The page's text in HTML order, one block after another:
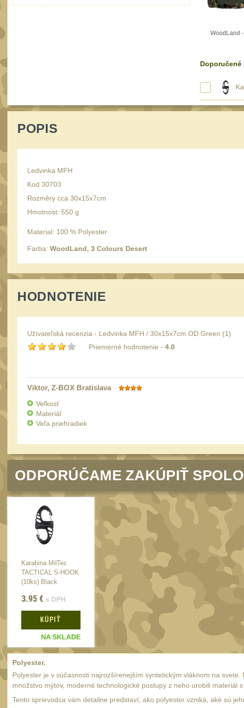
WoodLand
POPIS
Ledvinka MFH
Kod 30703
Rozměry cca 30x15x7cm
Hmotnost: 550 g
Material: 100 % Polyester
Farba: WoodLand, 3 Colours Desert
HODNOTENIE
Užívateľská recenzia - Ledvinka MFH / 30x15x7cm OD Green (1)
Priemerné hodnotenie - 4.0
Viktor, Z-BOX Bratislava
Veľkosť
Materiál
Veľa priehradiek
ODPORÚČAME ZAKÚPIŤ
Karabina MilTec
TACTICAL S-HOOK
(10ks) Black
3.95 € s DPH
KÚPIŤ
NA SKLADE
Karabina MilTec
TACTICAL S-HOOK
(10ks) Black
3.95€ s DPH
KÚPIŤ
NA SKLADE
Polyester.
Polyester je v súčasnosti najrozšírenejším syntetickým vláknom na
množstvo mýtov, moderné technologické postupy z neho urobili materiál
Tento sprievodca vám detailne predstaví, ako polyester vzniká, aké sú